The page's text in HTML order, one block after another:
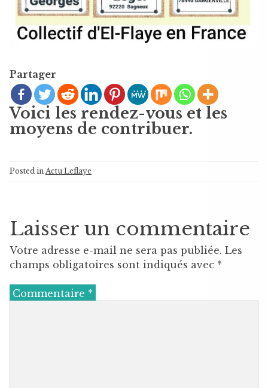
Partager
Voici les rendez-vous et les
moyens de contribuer.
Posted in Actu Leflaye
Laisser un commentaire
Votre adresse e-mail ne sera pas publiée. Les
champs obligatoires sont indiqués avec *
Commentaire *